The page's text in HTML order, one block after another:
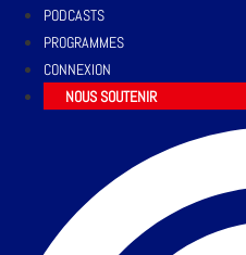
PODCASTS
PROGRAMMES
CONNEXION
NOUS SOUTENIR